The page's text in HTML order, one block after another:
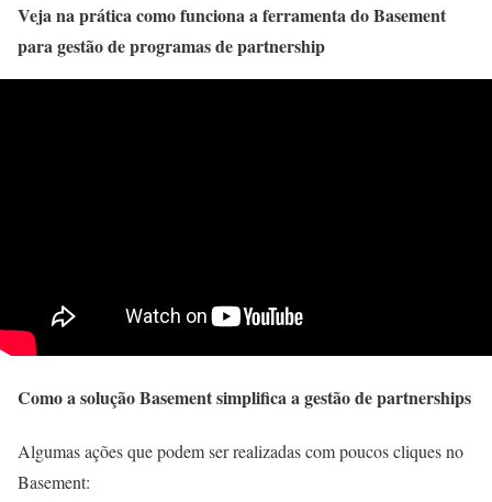
Veja na prática como funciona a ferramentadoBasement
para gestão de programas de partnership
Comoa solução Basement simplifica a gestão departnerships
Algumas ações que podem ser realizadas com poucos cliquesno
Basement: